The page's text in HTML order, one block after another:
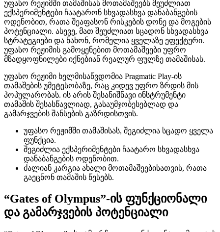
უფასო რეჟიმში თამაშისას მოთამაშეებს შეუძლიათ
ექსპერიმენტები ჩაატარონ სხვადასხვა დანაბანგების
ოდენობით, რათა შეაფასონ რისკების დონე და მოგების
პოტენციალი. ასევე, მათ შეუძლიათ სცადონ სხვადასხვა
სტრატეგიები და ნახონ, რომელია ყველაზე ეფექტური.
უფასო რეჟიმის გამოყენებით მოთამაშეები უფრო
მზადყოფნილები იქნებიან რეალურ ფულზე თამაშისას.
უფასო რეჟიმი ხელმისაწვდომია Pragmatic Play-ის
თამაშების უმეტესობაზე, რაც კიდევ უფრო ზრდის მის
პოპულარობას. ის არის შესანიშნავი ინსტრუმენტი
თამაშის შესასწავლიად, გასაუმჯობესებლად და
გამარჯვების შანსების გაზრდისთვის.
უფასო რეჟიმში თამაშისას, შეგიძლია სცადო ყველა
ფუნქცია.
შეგიძლია ექსპერიმენტები ჩაატარო სხვადასხვა
დანაბანგების ოდენობით.
ძალიან კარგია ახალი მოთამაშეებისათვის, რათა
გაეცნონ თამაშის წესებს.
“Gates of Olympus”-ის ფუნქციონალი
და გამარჯვების პოტენციალი